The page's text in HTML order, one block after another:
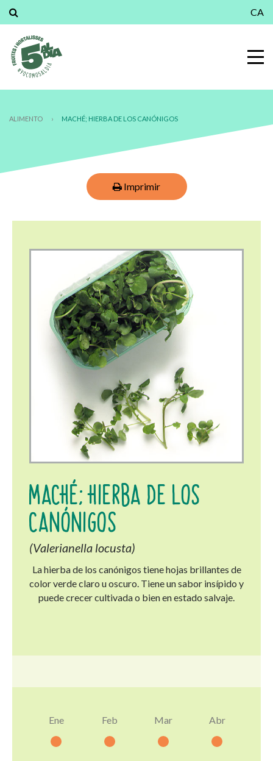
CA
ALIMENTO › MACHÉ; HIERBA DE LOS CANÓNIGOS
Imprimir
MACHÉ; HIERBA DE LOS
CANÓNIGOS
(Valerianella locusta)
La hierba de los canónigos tiene hojas brillantes de
color verde claro u oscuro. Tiene un sabor insípido y
puede crecer cultivada o bien en estado salvaje.
Ene Feb Mar Abr